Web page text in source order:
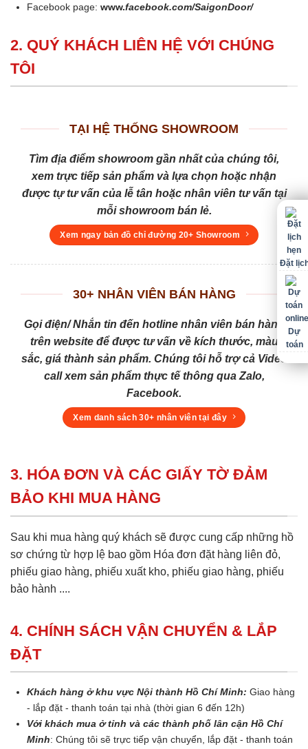
Facebook page:www.facebook.com/SaigonDoor/
2. QUÝ KHÁCH LIÊN HỆ VỚI CHÚNG
TÔI
TẠI HỆ THỐNG SHOWROOM
Tìm địa điểm showroom gần nhất của chúng tôi,
xem trực tiếp sản phẩm và lựa chọn hoặc nhận
được tự tư vấn của lễ tân hoặc nhân viên tư vấn tại
mỗi showroom bán lẻ.
Xem ngay bản đồ chỉ đường 20+ Showroom
30+ NHÂN VIÊN BÁN HÀNG
Gọi điện/ Nhắn tin đến hotline nhân viên bán hàng
trên website để được tư vấn về kích thước, màu
sắc, giá thành sản phẩm. Chúng tôi hỗ trợ cả Video
call xem sản phẩm thực tế thông qua Zalo,
Facebook.
Xem danh sách 30+ nhân viên tại đây
3. HÓA ĐƠN VÀ CÁC GIẤY TỜ ĐẢM
BẢO KHI MUA HÀNG
Sau khi mua hàng quý khách sẽ được cung cấp những hồ
sơ chứng từ hợp lệ bao gồm Hóa đơn đặt hàng liên đỏ,
phiếu giao hàng, phiếu xuất kho, phiếu giao hàng, phiếu
bảo hành ....
4. CHÍNH SÁCH VẬN CHUYỂN & LẮP
ĐẶT
Khách hàng ở khu vực Nội thành Hồ Chí Minh: Giao hàng
- lắp đặt - thanh toán tại nhà (thời gian 6 đến 12h)
Với khách mua ở tỉnh và các thành phố lân cận Hồ Chí
Minh: Chúng tôi sẽ trực tiếp vận chuyển, lắp đặt - thanh toán
Đặt
Dự
toán